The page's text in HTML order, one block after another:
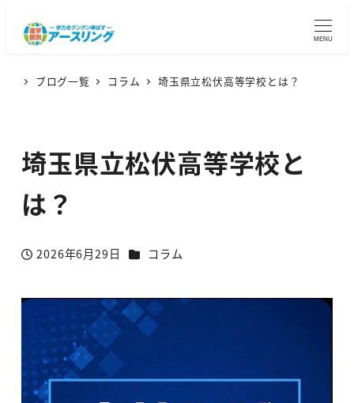
MENU
ブログ一覧 コラム 埼玉県立松伏高等学校とは？
埼玉県立松伏高等学校と
は？
投稿日
2026年6月29日 カテゴリー
コラム